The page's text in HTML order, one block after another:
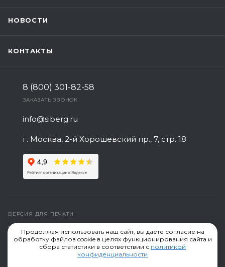
НОВОСТИ
КОНТАКТЫ
8 (800) 301-82-58
ЗАКАЗАТЬ ЗВОНОК
info@siberg.ru
г. Москва, 2-й Хорошевский пр., 7, стр. 18
ВЕРСИЯ ДЛЯ ПЕЧАТИ
ПОЛИТИКА КОНФИДЕНЦИАЛЬНОСТИ
СОЗДАНИЕ САЙТА
Продолжая использовать наш сайт, вы даёте согласие на
обработку файлов cookie в целях функционирования сайта и
сбора статистики в соответствии с политикой
конфиденциальности